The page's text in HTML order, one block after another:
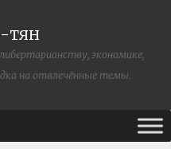
тян
экономике,
на отвлечённые темы.